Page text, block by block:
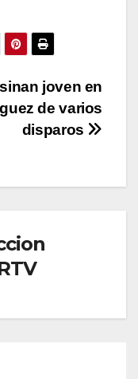
joven en
de varios
disparos